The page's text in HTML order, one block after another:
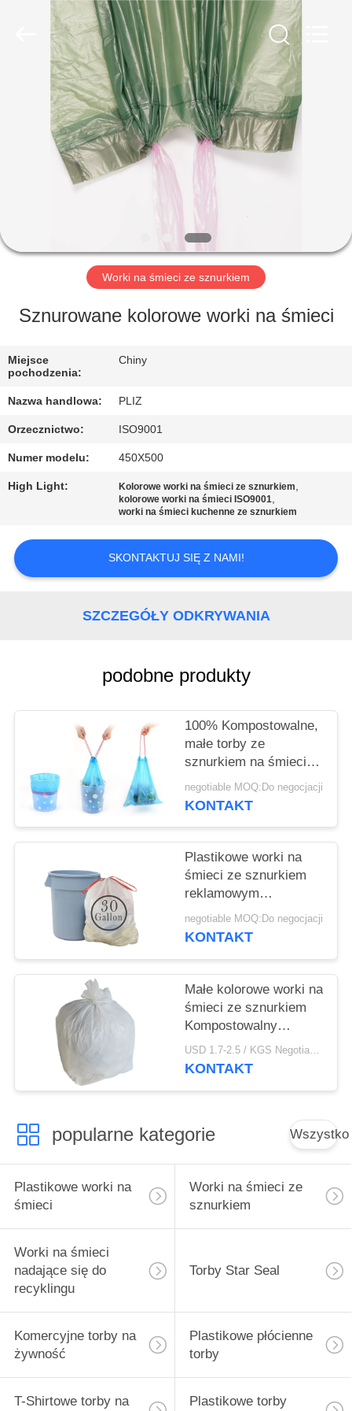
DOM
PRODUKTY
WYCIECZKA
FABRYCE
KONTROLA
JAKOŚCI
SKONTAKTUJ
SIĘ
Z
AKTUALNOŚCI
PRZYPADKI
PRIVACY
POLICY
Worki na śmieci ze sznurkiem
Sznurowane kolorowe worki na śmieci
Miejsce
pochodzenia:
Chiny
Nazwa handlowa: PLIZ
Orzecznictwo: ISO9001
Numer modelu: 450X500
High Light: Kolorowe worki na śmieci ze sznurkiem,
kolorowe worki na śmieci ISO9001,
worki na śmieci kuchenne ze sznurkiem
SKONTAKTUJ SIĘ Z NAMI!
SZCZEGÓŁY ODKRYWANIA
podobne produkty
100% Kompostowalne,
małe torby ze
sznurkiem na śmieci,
kolorowe,
perfumowane do
negotiable MOQ:Do negocjacji
KONTAKT
Plastikowe worki na
śmieci ze sznurkiem
reklamowym
Dostosowana grubość
Drukowanie
negotiable MOQ:Do negocjacji
KONTAKT
Małe kolorowe worki na
śmieci ze sznurkiem
Kompostowalny
materiał HDPE Biały
kolor
USD 1.7-2.5 / KGS Negotiable MOQ:1000KGS
KONTAKT
popularne kategorie Wszystko
Plastikowe worki na
śmieci
Worki na śmieci ze
sznurkiem
Worki na śmieci
nadające się do
recyklingu
Torby Star Seal
Komercyjne torby na
żywność
Plastikowe płócienne
torby
T-Shirtowe torby na Plastikowe torby